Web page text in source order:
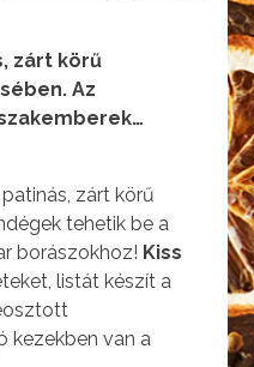
zárt körű
Az
zárt körű
tehetik be a
borászokhoz! Kiss
listát készít a
kezekben van a